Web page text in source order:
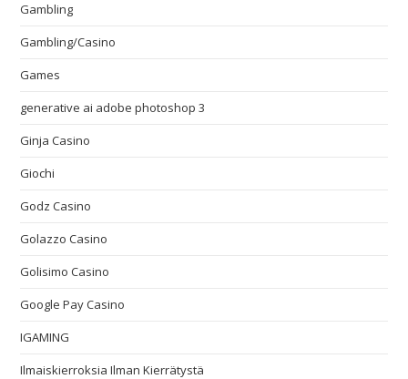
Gambling
Gambling/Casino
Games
generative ai adobe photoshop 3
Ginja Casino
Giochi
Godz Casino
Golazzo Casino
Golisimo Casino
Google Pay Casino
IGAMING
Ilmaiskierroksia Ilman Kierrätystä